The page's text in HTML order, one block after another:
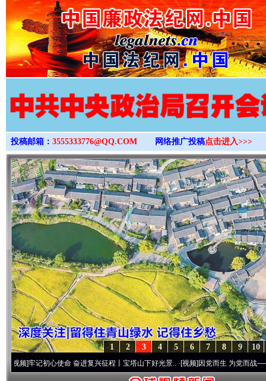
>
投稿邮箱： 3555333776@QQ.COM 网络推广投稿点击进入>>>
10
9
8
7
6
5
4
3
2
1
心使命 奋进复兴征程丨宝塔山下好光景..·[视频]因党而生 为党而战——百年“纪”事